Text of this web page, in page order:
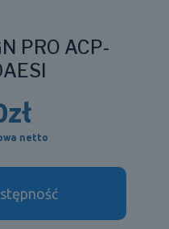
PRO ACP-
zł
netto